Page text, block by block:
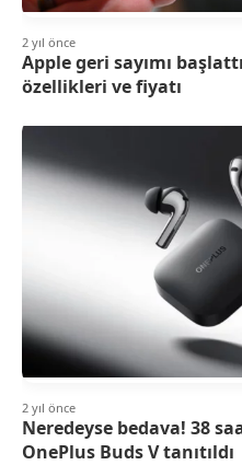
2 yıl önce
Apple geri sayımı
özellikleri ve fiyatı
2 yıl önce
Neredeyse bedava! 38
OnePlus Buds V tanıtıldı